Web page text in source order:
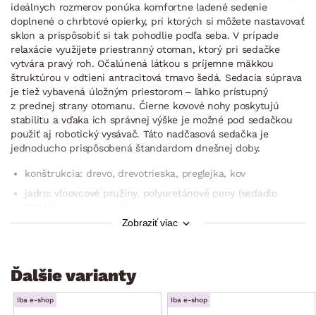
ideálnych rozmerov ponúka komfortne ladené sedenie
doplnené o chrbtové opierky, pri ktorých si môžete nastavovať
sklon a prispôsobiť si tak pohodlie podľa seba. V prípade
relaxácie využijete priestranný otoman, ktorý pri sedačke
vytvára pravý roh. Očalúnená látkou s príjemne mäkkou
štruktúrou v odtieni antracitová tmavo šedá. Sedacia súprava
je tiež vybavená úložným priestorom – ľahko prístupný
z prednej strany otomanu. Čierne kovové nohy poskytujú
stabilitu a vďaka ich správnej výške je možné pod sedačkou
použiť aj robotický vysávač. Táto nadčasová sedačka je
jednoducho prispôsobená štandardom dnešnej doby.
konštrukcia: drevo, drevotrieska, preglejka, kov
jadro: vlnovcové pružiny, polyuretánové peny (sedadlo
poťah: látka Loft 23 – látka s príjemne mäkkou štruktúrou,
vrátane potiahnutia zadnej časti (možné umiestnenie aj
rohový pôdorys – pravý roh (otoman umiestnený vpravo)
Zobraziť viac
Ďalšie varianty
Iba e-shop Iba e-shop